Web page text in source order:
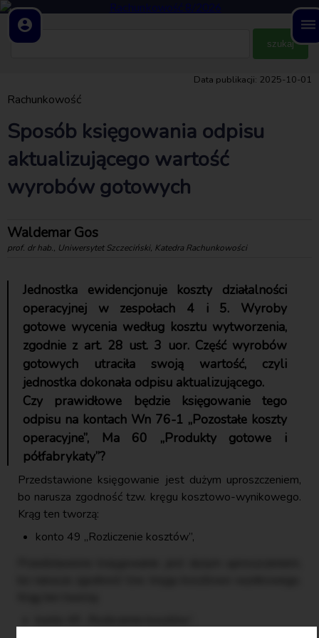
account_circle dehaze
Data publikacji: 2025-10-01
Rachunkowość
Sposób księgowania odpisu
aktualizującego wartość
wyrobów gotowych
Waldemar Gos
prof. dr hab., Uniwersytet Szczeciński, Katedra Rachunkowości
Jednostka ewidencjonuje koszty działalności
operacyjnej w zespołach 4 i 5. Wyroby
gotowe wycenia według kosztu wytworzenia,
zgodnie z art. 28 ust. 3 uor. Część wyrobów
gotowych utraciła swoją wartość, czyli
jednostka dokonała odpisu aktualizującego.
Czy prawidłowe będzie księgowanie tego
odpisu na kontach Wn 76-1 „Pozostałe koszty
operacyjne”, Ma 60 „Produkty gotowe i
półfabrykaty”?
Przedstawione księgowanie jest dużym uproszczeniem,
bo narusza zgodność tzw. kręgu kosztowo-wynikowego.
Krąg ten tworzą:
konto 49 „Rozliczenie kosztów”,